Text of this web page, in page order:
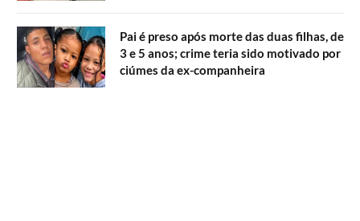
Pai é preso após morte das duas filhas, de
3 e 5 anos; crime teria sido motivado por
ciúmes da ex-companheira